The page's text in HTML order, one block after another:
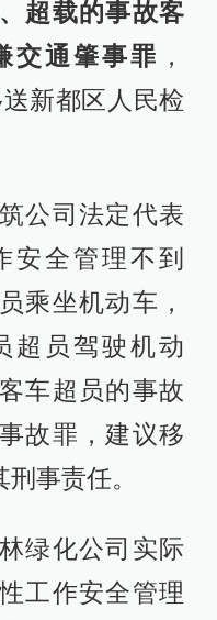
超载的事故客
交通肇事罪 ，
新都区人民检
公司法定代表
安全管理不到
乘坐机动车，
超员驾驶机动
车超员的事故
故罪，建议移
事责任。
绿化公司实际
工作安全管理